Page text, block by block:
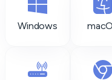
Windows